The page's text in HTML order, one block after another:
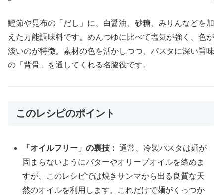
鰹節や昆布の「だし」に、白醤油、砂糖、みりんなどを加
えた万能調味料です。めんつゆに比べて塩気が強く、色が
淡いのが特徴。素材の色を活かしつつ、パスタに深い旨味
の「背骨」を通してくれる名脇役です。
このレシピのポイント
「オイルフリー」の裏技： 通常、冷製パスタは麺が
固まらないようにバターやオリーブオイルを絡めま
すが、このレシピでは焼きサンマから出る良質な天
然のオイルを利用します。これだけで麺がくっつか